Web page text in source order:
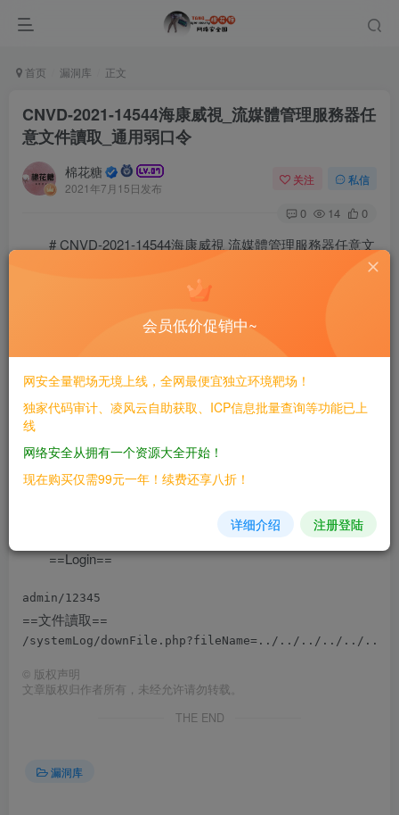
首页 漏洞库 正文
CNVD-2021-14544海康威視_流媒體管理服務器任
意文件讀取_通用弱口令
棉花糖
2021年7月15日发布
关注 私信
0 14 0
# CNVD-2021-14544海康威視 流媒體管理服務器任意文
==Login==
==文件讀取==
==Login==
==文件讀取==
© 版权声明
文章版权归作者所有，未经允许请勿转载。
THE END
漏洞库
会员低价促销中~
网安全量靶场无境上线，全网最便宜独立环境靶场！
独家代码审计、凌风云自助获取、ICP信息批量查询等功能已上
线
网络安全从拥有一个资源大全开始！
现在购买仅需99元一年！续费还享八折！
详细介绍 注册登陆